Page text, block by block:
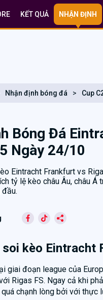
KẾT QUẢ NHẬN ĐỊNH
Nhận định bóng đá > Cup
Bóng Đá
Ngày 24/10
Eintracht Frankfurt vs
tỷ lệ kèo châu Âu, châu
đầu.
soi kèo Eintracht
giai đoạn league của
Rigas FS. Ngay cả khi
chạnh lòng bởi với thực